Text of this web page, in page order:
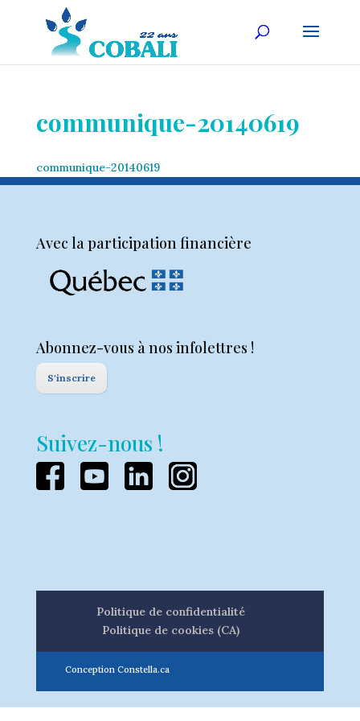
communique-20140619
communique-20140619
Avec la participation financière
Abonnez-vous à nos infolettres !
S'inscrire
Suivez-nous !
Politique de confidentialité
Politique de cookies (CA)
Conception Constella.ca